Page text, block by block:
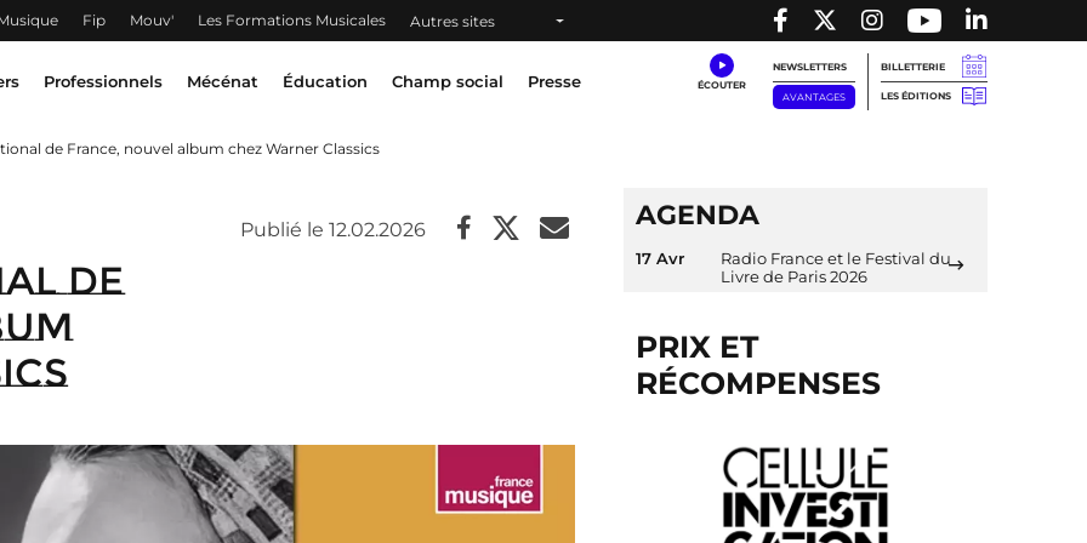
Fip Mouv' Les Formations Musicales Autres sites
Professionnels Mécénat Éducation Champ social Presse
NEWSLETTERS
AVANTAGES
BILLETTERIE
LES ÉDITIONS
de France, nouvel album chez Warner Classics
de
Publié le 12.02.2026 AGENDA
17 Avr
Radio France et le Festival du
Livre de Paris 2026
PRIX ET
RÉCOMPENSES